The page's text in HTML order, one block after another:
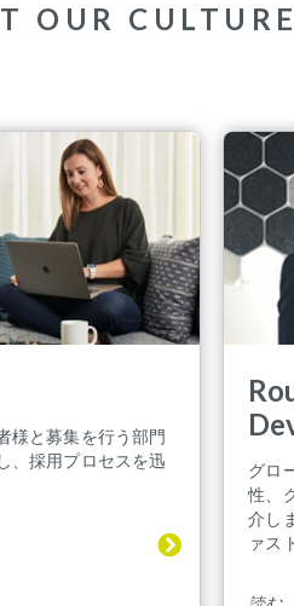
OUR CULTURE
様と募集を行う部門
、採用プロセスを迅
グロ
性、
介し
ァス